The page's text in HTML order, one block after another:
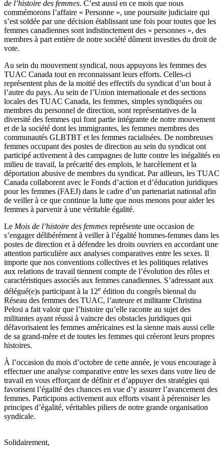
de l’histoire des femmes. C’est aussi en ce mois que nous
commémorons l’affaire « Personne », une poursuite judiciaire qui
s’est soldée par une décision établissant une fois pour toutes que les
femmes canadiennes sont indistinctement des « personnes », des
membres à part entière de notre société dûment investies du droit de
vote.
Au sein du mouvement syndical, nous appuyons les femmes des
TUAC Canada tout en reconnaissant leurs efforts. Celles-ci
représentent plus de la moitié des effectifs du syndicat d’un bout à
l’autre du pays. Au sein de l’Union internationale et des sections
locales des TUAC Canada, les femmes, simples syndiquées ou
membres du personnel de direction, sont représentatives de la
diversité des femmes qui font partie intégrante de notre mouvement
et de la société dont les immigrantes, les femmes membres des
communautés GLBTBT et les femmes racialisées. De nombreuses
femmes occupant des postes de direction au sein du syndicat ont
participé activement à des campagnes de lutte contre les inégalités en
milieu de travail, la précarité des emplois, le harcèlement et la
déportation abusive de membres du syndicat. Par ailleurs, les TUAC
Canada collaborent avec le Fonds d’action et d’éducation juridiques
pour les femmes (FAEJ) dans le cadre d’un partenariat national afin
de veiller à ce que continue la lutte que nous menons pour aider les
femmes à parvenir à une véritable égalité.
Le Mois de l’histoire des femmes représente une occasion de
s’engager délibérément à veiller à l’égalité hommes-femmes dans les
postes de direction et à défendre les droits ouvriers en accordant une
attention particulière aux analyses comparatives entre les sexes. Il
importe que nos conventions collectives et les politiques relatives
aux relations de travail tiennent compte de l’évolution des rôles et
caractéristiques associés aux femmes canadiennes. S’adressant aux
délégué(e)s participant à la 12e édition du congrès biennal du
Réseau des femmes des TUAC, l’auteure et militante Christina
Pelosi a fait valoir que l’histoire qu’elle raconte au sujet des
militantes ayant réussi à vaincre des obstacles juridiques qui
défavorisaient les femmes américaines est la sienne mais aussi celle
de sa grand-mère et de toutes les femmes qui créeront leurs propres
histoires.
À l’occasion du mois d’octobre de cette année, je vous encourage à
effectuer une analyse comparative entre les sexes dans votre lieu de
travail en vous efforçant de définir et d’appuyer des stratégies qui
favorisent l’égalité des chances en vue d’y assurer l’avancement des
femmes. Participons activement aux efforts visant à pérenniser les
principes d’égalité, véritables piliers de notre grande organisation
syndicale.
Solidairement,